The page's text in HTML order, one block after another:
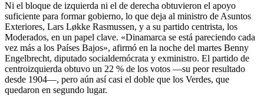
Ni el bloque de izquierda ni el de derecha obtuvieron el apoyo
suficiente para formar gobierno, lo que deja al ministro de Asuntos
Exteriores, Lars Løkke Rasmussen, y a su partido centrista, los
Moderados, en un papel clave. «Dinamarca se está pareciendo cada
vez más a los Países Bajos», afirmó en la noche del martes Benny
Engelbrecht, diputado socialdemócrata y exministro. El partido de
centroizquierda obtuvo un 22 % de los votos —su peor resultado
desde 1904—, pero aún así casi el doble que los Verdes, que
quedaron en segundo lugar.